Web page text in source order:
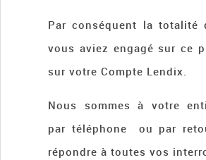
Par conséquent la totalité
vous aviez engagé sur ce
sur votre Compte Lendix.
Nous sommes à votre
par téléphone ou par
répondre à toutes vos